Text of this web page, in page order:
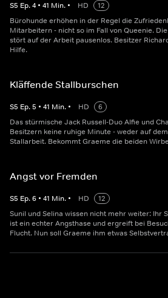
S5 Ep.4 • 41 Min. • HD
12
Bürohunde erhöhen in der Regel die
Mitarbeitern - nicht so im Fall von Queenie.
stört auf der Arbeit pausenlos. Besitzer
Hilfe.
Kläffende Stallburschen
S5 Ep.5 • 41 Min. • HD
6
Das stürmische Jack Russell-Duo Alfie und
Besitzern keine ruhige Minute - weder auf
Stallarbeit. Bekommt Graeme die beiden
Angst vor Fremden
S5 Ep.6 • 41 Min. • HD
12
Sunil und Selina wissen nicht mehr weiter: Ihr
ist ein echter Angsthase und ergreift bei
Flucht. Nun soll Graeme ihm etwas